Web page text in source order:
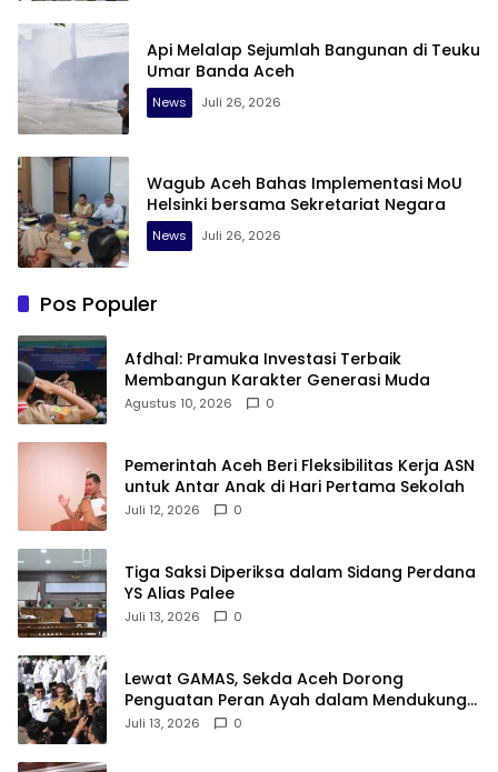
Api Melalap Sejumlah Bangunan di Teuku
Umar Banda Aceh
News Juli 26, 2026
Wagub Aceh Bahas Implementasi MoU
Helsinki bersama Sekretariat Negara
News Juli 26, 2026
Pos Populer
Afdhal: Pramuka Investasi Terbaik
Membangun Karakter Generasi Muda
Agustus 10, 2026 0
Pemerintah Aceh Beri Fleksibilitas Kerja ASN
untuk Antar Anak di Hari Pertama Sekolah
Juli 12, 2026 0
Tiga Saksi Diperiksa dalam Sidang Perdana
YS Alias Palee
Juli 13, 2026 0
Lewat GAMAS, Sekda Aceh Dorong
Penguatan Peran Ayah dalam Mendukung
Pendidikan Anak
Juli 13, 2026 0